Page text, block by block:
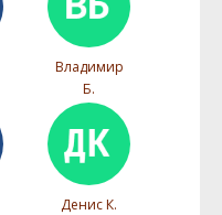
Владимир
Б.
Денис К.